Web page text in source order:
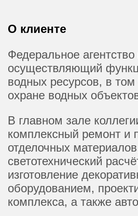
О клиенте
Федеральное
осуществляющий
водных ресурсов, в
охране водных
В главном зале
комплексный ремонт и
отделочных
светотехнический
изготовление
оборудованием,
комплекса, а также